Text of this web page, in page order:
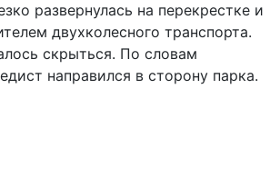
развернулась на перекрестке и
двухколесного транспорта.
скрыться. По словам
направился в сторону парка.